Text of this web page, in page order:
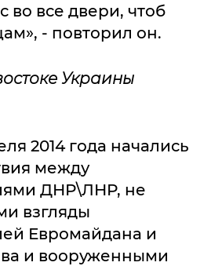
во все двери, чтоб
- повторил он.
Украины
2014 года начались
между
ДНР\ЛНР, не
взгляды
Евромайдана и
и вооруженными